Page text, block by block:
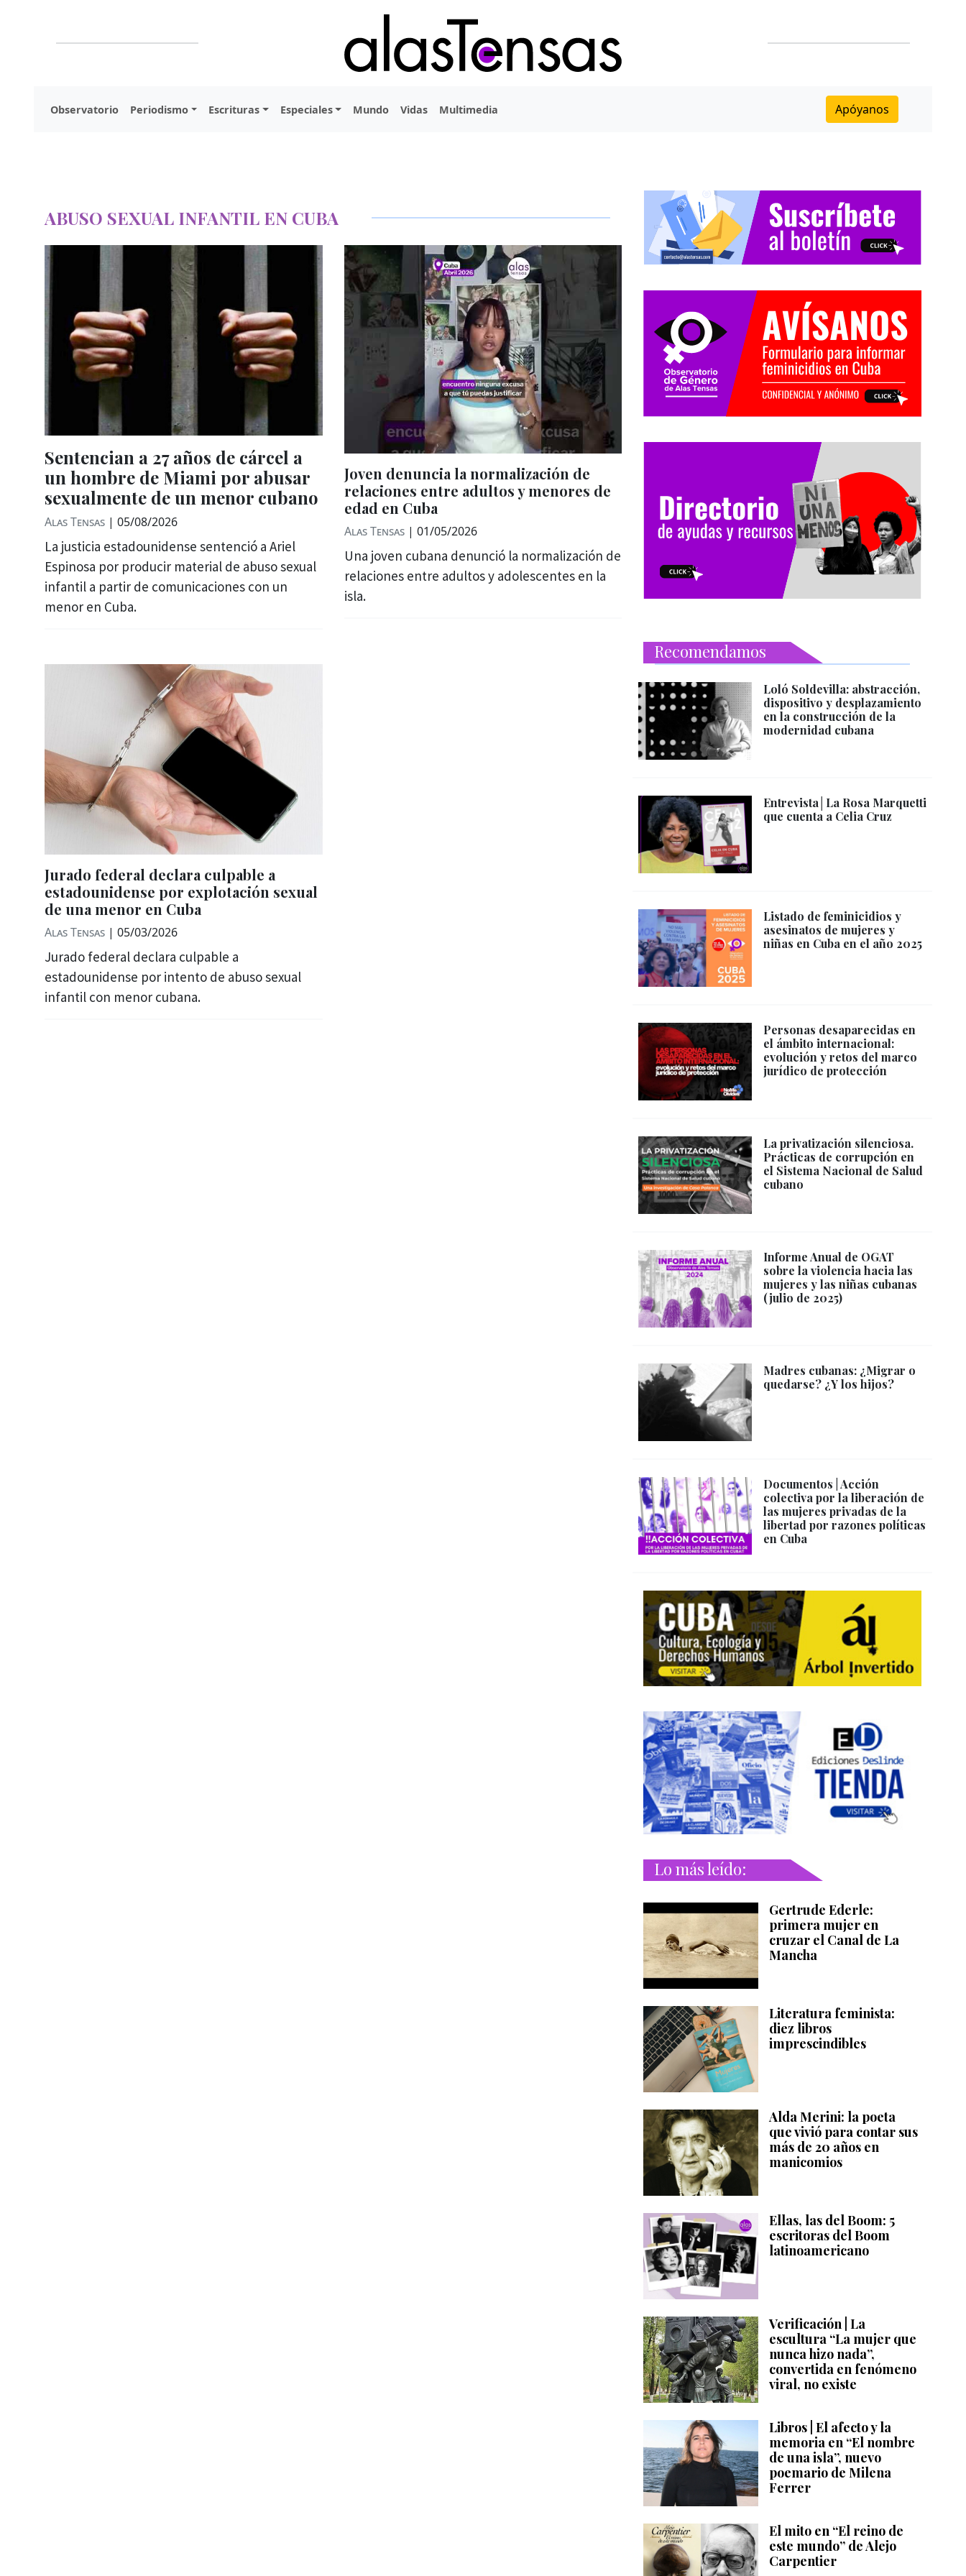
Observatorio Periodismo Escrituras Especiales Mundo Vidas Multimedia Apóyanos
ABUSO SEXUAL INFANTIL EN CUBA
Sentencian a 27 años de cárcel a
un hombre de Miami por abusar
sexualmente de un menor cubano
Alas Tensas | 05/08/2026
La justicia estadounidense sentenció a Ariel
Espinosa por producir material de abuso sexual
infantil a partir de comunicaciones con un
menor en Cuba.
Joven denuncia la normalización de
relaciones entre adultos y menores de
edad en Cuba
Alas Tensas | 01/05/2026
Una joven cubana denunció la normalización de
relaciones entre adultos y adolescentes en la
isla.
Jurado federal declara culpable a
estadounidense por explotación sexual
de una menor en Cuba
Alas Tensas | 05/03/2026
Jurado federal declara culpable a
estadounidense por intento de abuso sexual
infantil con menor cubana.
Recomendamos
Loló Soldevilla: abstracción,
dispositivo y desplazamiento
en la construcción de la
modernidad cubana
Entrevista│La Rosa Marquetti
que cuenta a Celia Cruz
Listado de feminicidios y
asesinatos de mujeres y
niñas en Cuba en el año 2025
Personas desaparecidas en
el ámbito internacional:
evolución y retos del marco
jurídico de protección
La privatización silenciosa.
Prácticas de corrupción en
el Sistema Nacional de Salud
cubano
Informe Anual de OGAT
sobre la violencia hacia las
mujeres y las niñas cubanas
(julio de 2025)
Madres cubanas: ¿Migrar o
quedarse? ¿Y los hijos?
Documentos | Acción
colectiva por la liberación de
las mujeres privadas de la
libertad por razones políticas
en Cuba
Lo más leído:
Gertrude Ederle:
primera mujer en
cruzar el Canal de La
Mancha
Literatura feminista:
diez libros
imprescindibles
Alda Merini: la poeta
que vivió para contar sus
más de 20 años en
manicomios
Ellas, las del Boom: 5
escritoras del Boom
latinoamericano
Verificación | La
escultura “La mujer que
nunca hizo nada”,
convertida en fenómeno
viral, no existe
Libros | El afecto y la
memoria en “El nombre
de una isla”, nuevo
poemario de Milena
Ferrer
El mito en “El reino de
este mundo” de Alejo
Carpentier